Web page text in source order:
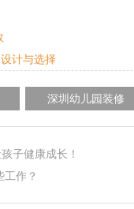
计与选择
深圳幼儿园装修
子健康成长！
作？